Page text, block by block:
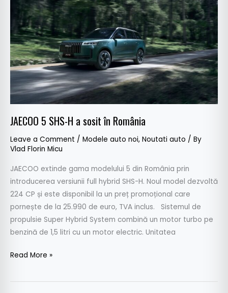
JAECOO 5 SHS-H a sosit în România
Leave a Comment / Modele auto noi, Noutati auto / By
Vlad Florin Micu
JAECOO extinde gama modelului 5 din România prin
introducerea versiunii full hybrid SHS-H. Noul model dezvoltă
224 CP și este disponibil la un preț promoțional care
pornește de la 25.990 de euro, TVA inclus. Sistemul de
propulsie Super Hybrid System combină un motor turbo pe
benzină de 1,5 litri cu un motor electric. Unitatea
sosit
în
România
Read More »